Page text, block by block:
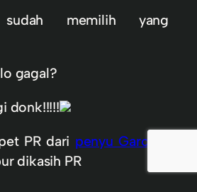
memilih yang
gagal?
donk!!!!!
PR dari penyu Garong
dikasih PR